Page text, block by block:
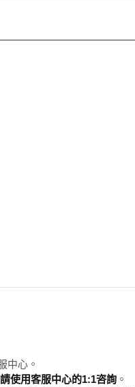
中心。
使用客服中心的1:1咨詢 。